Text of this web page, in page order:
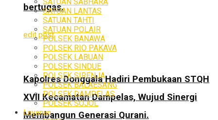
bertugas.
edit post
Kapolres Donggala Hadiri Pembukaan STQH
XVII Kecamatan Dampelas, Wujud Sinergi
Membangun Generasi Qurani.
SATUAN LANTAS
SATUAN TAHTI
SATUAN POLAIR
POLSEK BANAWA
POLSEK RIO PAKAVA
POLSEK LABUAN
POLSEK SINDUE
POLSEK SIRENJA
POLSEK BALAESANG
POLSEK DAMPELAS
POLSEK SOJOL
Layanan